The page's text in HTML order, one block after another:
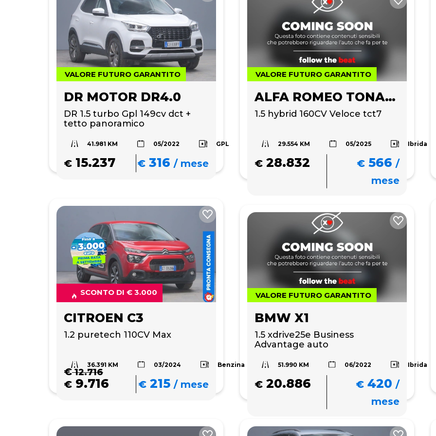
VALORE FUTURO GARANTITO
DR MOTOR DR4.0
DR 1.5 turbo Gpl 149cv dct +
tetto panoramico
41.981 KM 05/2022 GPL
€ 15.237 € 316 / mese
VALORE FUTURO GARANTITO
ALFA ROMEO TONALE
1.5 hybrid 160CV Veloce tct7
29.554 KM 05/2025 Ibrida
€ 28.832 € 566 /
mese
SCONTO DI € 3.000
CITROEN C3
1.2 puretech 110CV Max
36.391 KM 03/2024 Benzina
€12.716
€ 9.716 € 215 /mese
VALORE FUTURO GARANTITO
BMW X1
1.5 xdrive25e Business
Advantage auto
51.990 KM 06/2022 Ibrida
€ 20.886 € 420 /
mese